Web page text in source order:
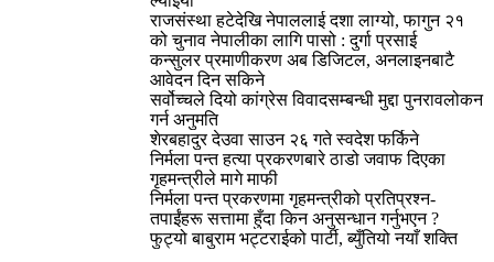
राजसंस्था हटेदेखि नेपाललाई दशा लाग्यो, फागुन २१
को चुनाव नेपालीका लागि पासो : दुर्गा प्रसाई
कन्सुलर प्रमाणीकरण अब डिजिटल, अनलाइनबाटै
आवेदन दिन सकिने
सर्वोच्चले दियो कांग्रेस विवादसम्बन्धी मुद्दा पुनरावलोकन
गर्न अनुमति
शेरबहादुर देउवा साउन २६ गते स्वदेश फर्किने
निर्मला पन्त हत्या प्रकरणबारे ठाडो जवाफ दिएका
गृहमन्त्रीले मागे माफी
निर्मला पन्त प्रकरणमा गृहमन्त्रीको प्रतिप्रश्न-
तपाईंहरू सत्तामा हुँदा किन अनुसन्धान गर्नुभएन ?
फुट्यो बाबुराम भट्टराईको पार्टी, ब्युँतियो नयाँ शक्ति